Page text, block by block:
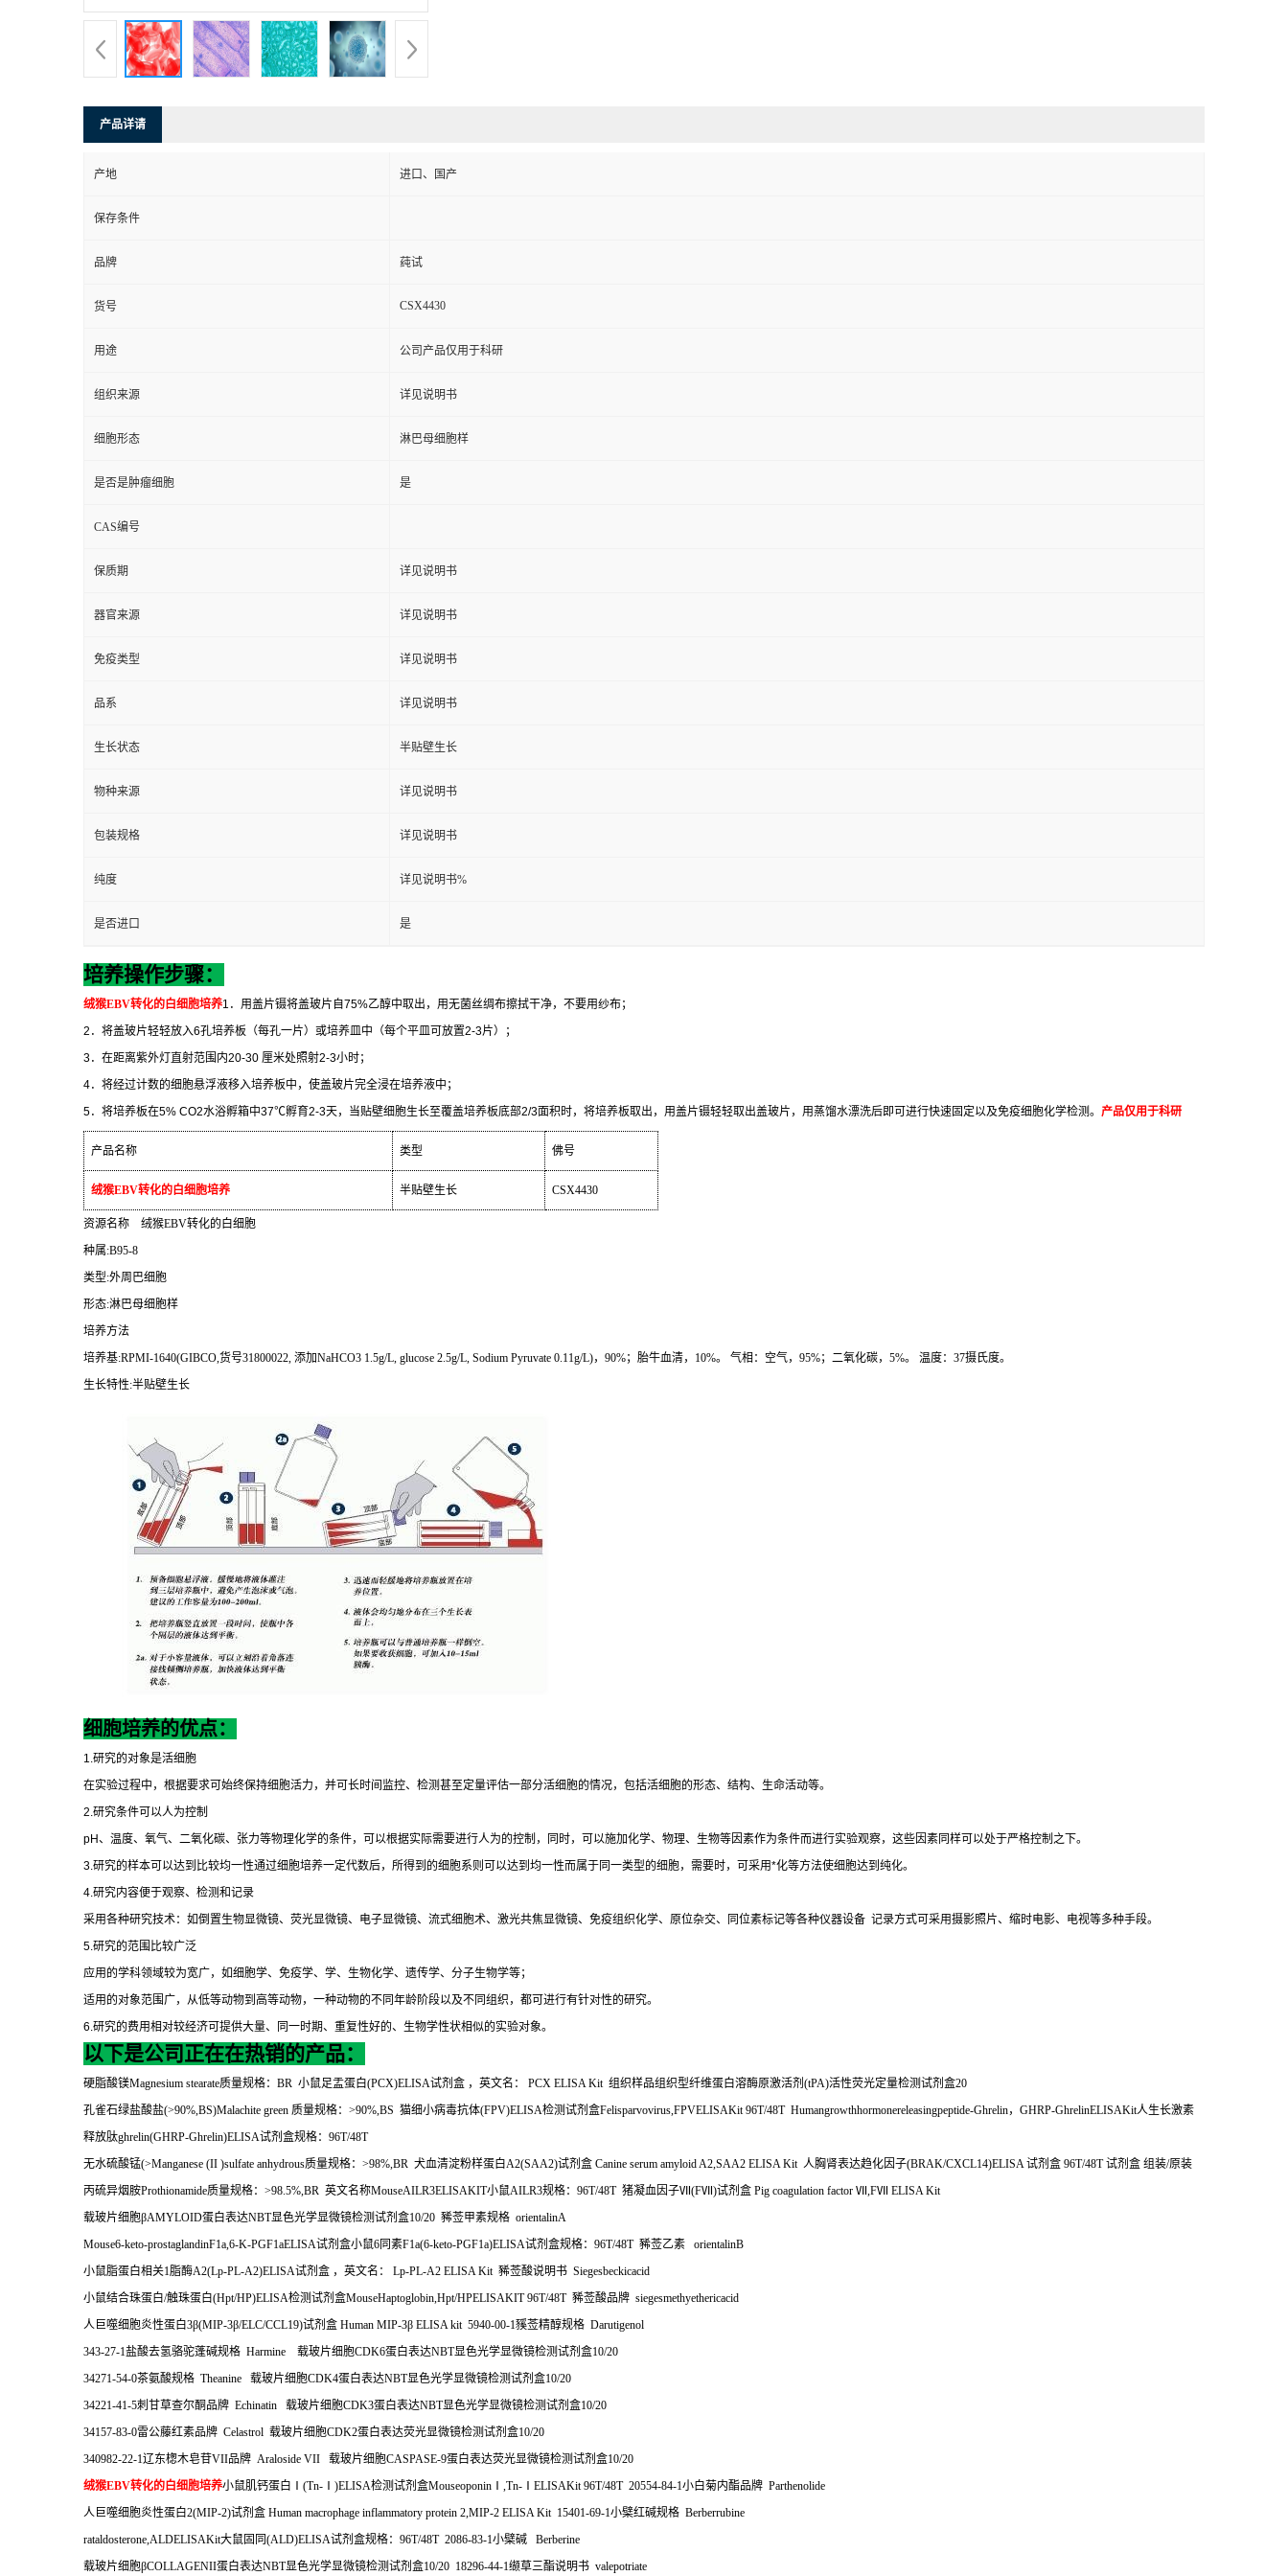
产品详请
产地 进口、国产
保存条件
品牌 莼试
货号 CSX4430
用途 公司产品仅用于科研
组织来源 详见说明书
细胞形态 淋巴母细胞样
是否是肿瘤细胞 是
CAS编号
保质期 详见说明书
器官来源 详见说明书
免疫类型 详见说明书
品系 详见说明书
生长状态 半贴壁生长
物种来源 详见说明书
包装规格 详见说明书
纯度 详见说明书%
是否进口 是
培养操作步骤：
绒猴EBV转化的白细胞培养1 ．用盖片镊将盖玻片自75%乙醇中取出，用无菌丝绸布擦拭干净，不要用纱布；
2 ．将盖玻片轻轻放入6孔培养板（每孔一片）或培养皿中（每个平皿可放置2-3片）；
3．在距离紫外灯直射范围内20-30 厘米处照射2-3小时；
4．将经过计数的细胞悬浮液移入培养板中，使盖玻片完全浸在培养液中；
5．将培养板在5% CO2水浴孵箱中37℃孵育2-3天，当贴壁细胞生长至覆盖培养板底部2/3面积时，将培养板取出，用盖片镊轻轻取出盖玻片，用蒸馏水漂洗后即可进行快速固定以及免疫细胞化学检测。 产品仅用于科研
产品名称 类型 佛号
绒猴EBV转化的白细胞培养 半贴壁生长 CSX4430
资源名称 绒猴EBV转化的白细胞
种属:B95-8
类型:外周巴细胞
形态:淋巴母细胞样
培养方法
培养基:RPMI-1640(GIBCO, 货号31800022, 添加NaHCO3 1.5g/L, glucose 2.5g/L, Sodium Pyruvate 0.11g/L)， 90%；胎牛血清， 10%。 气相：空气， 95%；二氧化碳， 5%。 温度： 37摄氏度。
生长特性:半贴壁生长
细胞培养的优点：
1. 研究的对象是活细胞
在实验过程中，根据要求可始终保持细胞活力，并可长时间监控、检测甚至定量评估一部分活细胞的情况，包括活细胞的形态、结构、生命活动等。
2. 研究条件可以人为控制
pH、温度、氧气、二氧化碳、张力等物理化学的条件，可以根据实际需要进行人为的控制，同时，可以施加化学、物理、生物等因素作为条件而进行实验观察，这些因素同样可以处于严格控制之下。
3. 研究的样本可以达到比较均一性通过细胞培养一定代数后，所得到的细胞系则可以达到均一性而属于同一类型的细胞，需要时，可采用*化等方法使细胞达到纯化。
4. 研究内容便于观察、检测和记录
采用各种研究技术：如倒置生物显微镜、荧光显微镜、电子显微镜、流式细胞术、激光共焦显微镜、免疫组织化学、原位杂交、同位素标记等各种仪器设备 记录方式可采用摄影照片、缩时电影、电视等多种手段。
5. 研究的范围比较广泛
应用的学科领域较为宽广，如细胞学、免疫学、学、生物化学、遗传学、分子生物学等；
适用的对象范围广，从低等动物到高等动物，一种动物的不同年龄阶段以及不同组织，都可进行有针对性的研究。
6. 研究的费用相对较经济可提供大量、同一时期、重复性好的、生物学性状相似的实验对象。
以下是公司正在在热销的产品：
硬脂酸镁Magnesium stearate质量规格： BR 小鼠足盂蛋白(PCX)ELISA试剂盒 ，英文名： PCX ELISA Kit 组织样品组织型纤维蛋白溶酶原激活剂 (tPA)活性荧光定量检测试剂盒20
孔雀石绿盐酸盐(>90%,BS)Malachite green 质量规格： >90%,BS 猫细小病毒抗体(FPV)ELISA检测试剂盒Felisparvovirus,FPVELISAKit 96T/48T Humangrowthhormonereleasingpeptide-Ghrelin， GHRP-GhrelinELISAKit人生长激素
释放肽ghrelin(GHRP-Ghrelin)ELISA试剂盒规格： 96T/48T
无水硫酸锰(>Manganese (II )sulfate anhydrous质量规格： >98%,BR 犬血清淀粉样蛋白A2(SAA2)试剂盒 Canine serum amyloid A2,SAA2 ELISA Kit 人胸肾表达趋化因子(BRAK/CXCL14)ELISA 试剂盒 96T/48T试剂盒 组装/原装
丙硫异烟胺Prothionamide质量规格： >98.5%,BR 英文名称MouseAILR3ELISAKIT小鼠AILR3规格： 96T/48T 猪凝血因子Ⅶ(FⅦ)试剂盒 Pig coagulation factor Ⅶ ,FⅦ ELISA Kit
载玻片细胞βAMYLOID蛋白表达NBT显色光学显微镜检测试剂盒10/20 豨莶甲素规格 orientalinA
Mouse6-keto-prostaglandinF1a,6-K-PGF1aELISA试剂盒小鼠6同素F1a(6-keto-PGF1a)ELISA试剂盒规格： 96T/48T 豨莶乙素
orientalinB
小鼠脂蛋白相关1脂酶A2(Lp-PL-A2)ELISA试剂盒 ，英文名： Lp-PL-A2 ELISA Kit 豨莶酸说明书 Siegesbeckicacid
小鼠结合珠蛋白/触珠蛋白(Hpt/HP)ELISA检测试剂盒MouseHaptoglobin,Hpt/HPELISAKIT 96T/48T 豨莶酸品牌 siegesmethyethericacid
人巨噬细胞炎性蛋白3β(MIP-3β/ELC/CCL19)试剂盒 Human MIP-3β ELISA kit 5940-00-1豯莶精醇规格 Darutigenol
343-27-1盐酸去氢骆驼蓬碱规格 Harmine 载玻片细胞CDK6蛋白表达NBT显色光学显微镜检测试剂盒10/20
34271-54-0茶氨酸规格 Theanine 载玻片细胞CDK4蛋白表达NBT显色光学显微镜检测试剂盒10/20
34221-41-5刺甘草查尔酮品牌 Echinatin 载玻片细胞CDK3蛋白表达NBT显色光学显微镜检测试剂盒10/20
34157-83-0雷公藤红素品牌 Celastrol 载玻片细胞CDK2蛋白表达荧光显微镜检测试剂盒10/20
340982-22-1辽东楤木皂苷VII品牌 Araloside VII 载玻片细胞CASPASE-9蛋白表达荧光显微镜检测试剂盒10/20
绒猴EBV转化的白细胞培养小鼠肌钙蛋白Ⅰ (Tn- Ⅰ )ELISA检测试剂盒Mouseoponin Ⅰ ,Tn- Ⅰ ELISAKit 96T/48T 20554-84-1小白菊内酯品牌 Parthenolide
人巨噬细胞炎性蛋白2(MIP-2)试剂盒 Human macrophage inflammatory protein 2,MIP-2 ELISA Kit 15401-69-1小檗红碱规格 Berberrubine
rataldosterone,ALDELISAKit大鼠固同(ALD)ELISA试剂盒规格： 96T/48T 2086-83-1小檗碱
Berberine
载玻片细胞βCOLLAGENII蛋白表达NBT显色光学显微镜检测试剂盒10/20 18296-44-1缬草三酯说明书 valepotriate